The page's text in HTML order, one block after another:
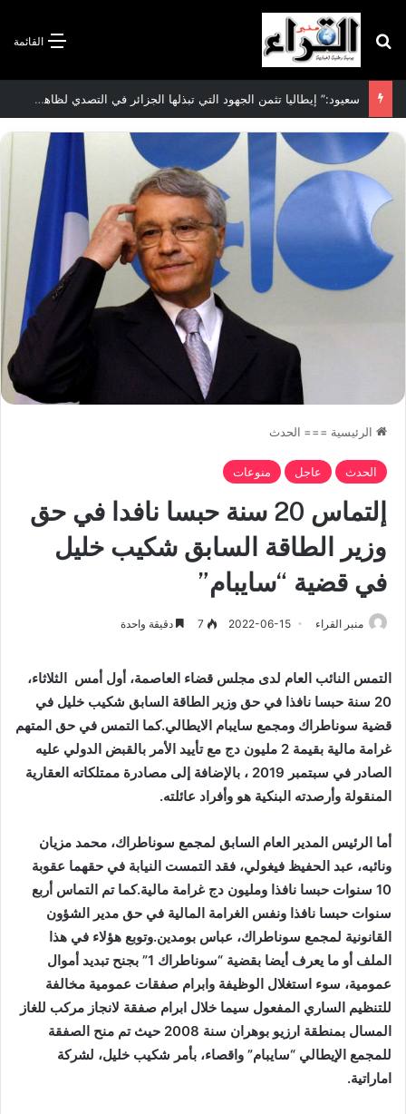
القائمة بحث عن
سعيود:” إيطاليا تثمن الجهود التي تبذلها الجزائر في التصدي لظاهرة الهجرة غير الشرعية”
الرئيسية === الحدث
الحدث عاجل منوعات
إلتماس 20 سنة حبسا نافدا في حق
وزير الطاقة السابق شكيب خليل
في قضية “سايبام”
منبر القراء 2022-06-15
7 دقيقة واحدة
التمس النائب العام لدى مجلس قضاء العاصمة، أول أمس الثلاثاء،
20 سنة حبسا نافذا في حق وزير الطاقة السابق شكيب خليل في
قضية سوناطراك ومجمع سايبام الايطالي.كما التمس في حق المتهم
غرامة مالية بقيمة 2 مليون دج مع تأييد الأمر بالقبض الدولي عليه
الصادر في سبتمبر 2019 ، بالإضافة إلى مصادرة ممتلكاته العقارية
المنقولة وأرصدته البنكية هو وأفراد عائلته.
أما الرئيس المدير العام السابق لمجمع سوناطراك، محمد مزيان
ونائبه، عبد الحفيظ فيغولي، فقد التمست النيابة في حقهما عقوبة
10 سنوات حبسا نافذا ومليون دج غرامة مالية.كما تم التماس أربع
سنوات حبسا نافذا ونفس الغرامة المالية في حق مدير الشؤون
القانونية لمجمع سوناطراك، عباس بومدين.وتوبع هؤلاء في هذا
الملف أو ما يعرف أيضا بقضية “سوناطراك 1” بجنح تبديد أموال
عمومية، سوء استغلال الوظيفة وابرام صفقات عمومية مخالفة
للتنظيم الساري المفعول سيما خلال ابرام صفقة لانجاز مركب للغاز
المسال بمنطقة ارزيو بوهران سنة 2008 حيث تم منح الصفقة
للمجمع الإيطالي “سايبام” واقصاء، بأمر شكيب خليل، لشركة
اماراتية.